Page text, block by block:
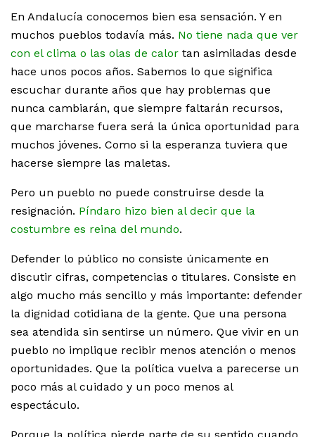
En Andalucía conocemos bien esa sensación. Y en
muchos pueblos todavía más. No tiene nada que ver
con el clima o las olas de calor tan asimiladas desde
hace unos pocos años. Sabemos lo que significa
escuchar durante años que hay problemas que
nunca cambiarán, que siempre faltarán recursos,
que marcharse fuera será la única oportunidad para
muchos jóvenes. Como si la esperanza tuviera que
hacerse siempre las maletas.
Pero un pueblo no puede construirse desde la
resignación. Píndaro hizo bien al decir que la
costumbre es reina del mundo.
Defender lo público no consiste únicamente en
discutir cifras, competencias o titulares. Consiste en
algo mucho más sencillo y más importante: defender
la dignidad cotidiana de la gente. Que una persona
sea atendida sin sentirse un número. Que vivir en un
pueblo no implique recibir menos atención o menos
oportunidades. Que la política vuelva a parecerse un
poco más al cuidado y un poco menos al
espectáculo.